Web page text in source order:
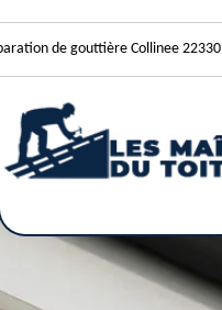
de gouttière Collinee 22330